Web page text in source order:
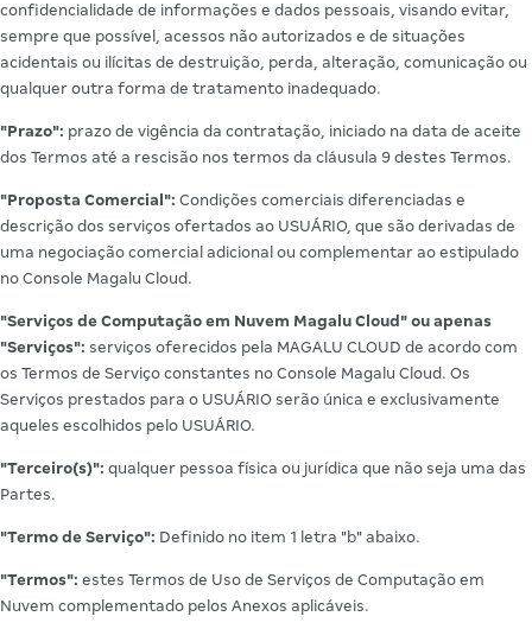
confidencialidade de informações e dados pessoais, visando evitar,
sempre que possível, acessos não autorizados e de situações
acidentais ou ilícitas de destruição, perda, alteração, comunicação ou
qualquer outra forma de tratamento inadequado.
"Prazo": prazo de vigência da contratação, iniciado na data de aceite
dos Termos até a rescisão nos termos da cláusula 9 destes Termos.
"Proposta Comercial": Condições comerciais diferenciadas e
descrição dos serviços ofertados ao USUÁRIO, que são derivadas de
uma negociação comercial adicional ou complementar ao estipulado
no Console Magalu Cloud.
"Serviços de Computação em Nuvem Magalu Cloud" ou apenas
"Serviços": serviços oferecidos pela MAGALU CLOUD de acordo com
os Termos de Serviço constantes no Console Magalu Cloud. Os
Serviços prestados para o USUÁRIO serão única e exclusivamente
aqueles escolhidos pelo USUÁRIO.
"Terceiro(s)": qualquer pessoa física ou jurídica que não seja uma das
Partes.
"Termo de Serviço": Definido no item 1 letra "b" abaixo.
"Termos": estes Termos de Uso de Serviços de Computação em
Nuvem complementado pelos Anexos aplicáveis.